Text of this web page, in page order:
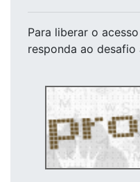
Para liberar o acesso
responda ao desafio